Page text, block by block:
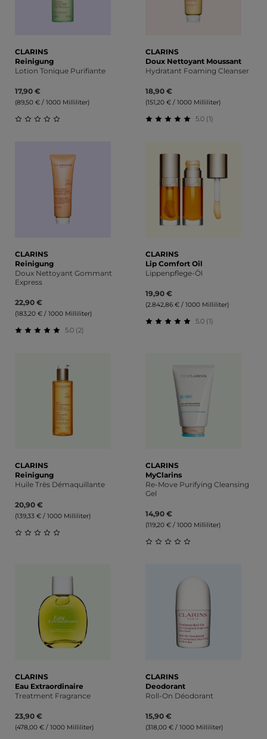
CLARINS
Reinigung
Lotion Tonique Purifiante
17,90 €
(89,50 € / 1000 Milliliter)
CLARINS
Doux Nettoyant Moussant
Hydratant Foaming Cleanser
18,90 €
(151,20 € / 1000 Milliliter)
5.0 (1)
CLARINS
Reinigung
Doux Nettoyant Gommant
Express
22,90 €
(183,20 € / 1000 Milliliter)
5.0 (2)
CLARINS
Lip Comfort Oil
Lippenpflege-Öl
19,90 €
(2.842,86 € / 1000 Milliliter)
5.0 (1)
CLARINS
Reinigung
Huile Très Démaquillante
20,90 €
(139,33 € / 1000 Milliliter)
CLARINS
MyClarins
Re-Move Purifying Cleansing
Gel
14,90 €
(119,20 € / 1000 Milliliter)
CLARINS
Eau Extraordinaire
Treatment Fragrance
23,90 €
(478,00 € / 1000 Milliliter)
CLARINS
Deodorant
Roll-On Déodorant
15,90 €
(318,00 € / 1000 Milliliter)